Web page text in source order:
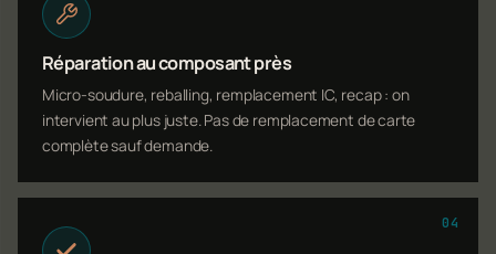
Réparation au composant près
Micro-soudure, reballing, remplacement IC, recap : on
intervient au plus juste. Pas de remplacement de carte
complète sauf demande.
04